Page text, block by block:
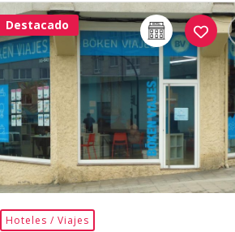
32Me
Gusta
Destacado
Hoteles / Viajes